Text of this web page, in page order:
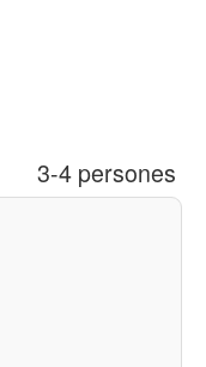
3-4 persones